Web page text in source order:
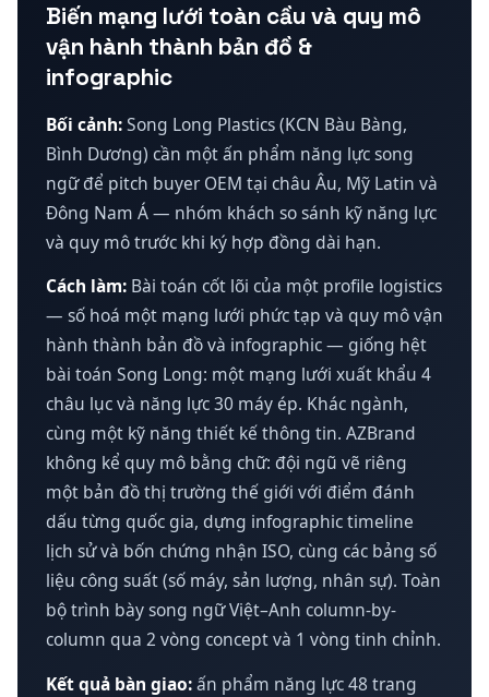
Biến mạng lưới toàn cầu và quy mô
vận hành thành bản đồ &
infographic
Bối cảnh:Song Long Plastics (KCN Bàu Bàng,
Bình Dương) cần một ấn phẩm năng lực song
ngữ để pitch buyer OEM tại châu Âu, Mỹ Latin và
Đông Nam Á — nhóm khách so sánh kỹ năng lực
và quy mô trước khi ký hợp đồng dài hạn.
Cách làm:Bài toán cốt lõi của một profile logistics
— số hoá một mạng lưới phức tạp và quy mô vận
hành thành bản đồ và infographic — giống hệt
bài toán Song Long: một mạng lưới xuất khẩu 4
châu lục và năng lực 30 máy ép. Khác ngành,
cùng một kỹ năng thiết kế thông tin. AZBrand
không kể quy mô bằng chữ: đội ngũ vẽ riêng
một bản đồ thị trường thế giới với điểm đánh
dấu từng quốc gia, dựng infographic timeline
lịch sử và bốn chứng nhận ISO, cùng các bảng số
liệu công suất (số máy, sản lượng, nhân sự). Toàn
bộ trình bày song ngữ Việt–Anh column-by-
column qua 2 vòng concept và 1 vòng tinh chỉnh.
Kết quả bàn giao:ấn phẩm năng lực 48 trang